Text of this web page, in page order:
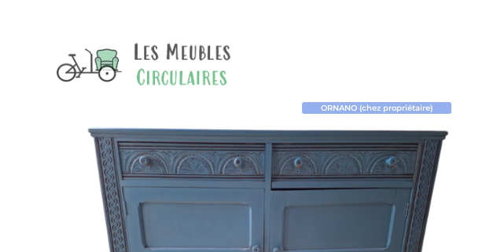
ORNANO (chez propriétaire)